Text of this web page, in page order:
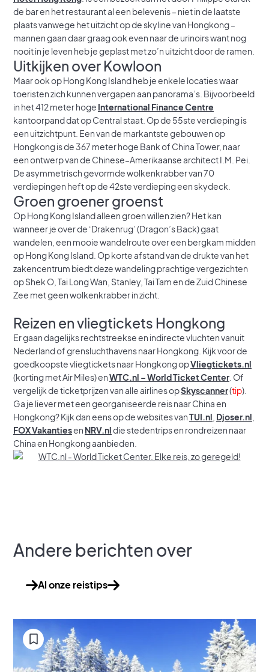
de bar en het restaurant al een belevenis – niet in de laatste
plaats vanwege het uitzicht op de skyline van Hongkong –
mannen gaan daar graag ook even naar de urinoirs want nog
nooit in je leven heb je geplast met zo’n uitzicht door de ramen.
Uitkijken over Kowloon
Maar ook op Hong Kong Island heb je enkele locaties waar
toeristen zich kunnen vergapen aan panorama’s. Bijvoorbeeld
in het 412 meter hoge International Finance Centre
kantoorpand dat op Central staat. Op de 55ste verdieping is
een uitzichtpunt. Een van de markantste gebouwen op
Hongkong is de 367 meter hoge Bank of China Tower, naar
een ontwerp van de Chinese–Amerikaanse architect I.M. Pei.
De asymmetrisch gevormde wolkenkrabber van 70
verdiepingen heft op de 42ste verdieping een skydeck.
Groen groener groenst
Op Hong Kong Island alleen groen willen zien? Het kan
wanneer je over de ‘Drakenrug’ (Dragon’s Back) gaat
wandelen, een mooie wandelroute over een bergkam midden
op Hong Kong Island. Op korte afstand van de drukte van het
zakencentrum biedt deze wandeling prachtige vergezichten
op Shek O, Tai Long Wan, Stanley, Tai Tam en de Zuid Chinese
Zee met geen wolkenkrabber in zicht.
Reizen en vliegtickets Hongkong
Er gaan dagelijks rechtstreekse en indirecte vluchten vanuit
Nederland of grensluchthavens naar Hongkong. Kijk voor de
goedkoopste vliegtickets naar Hongkong opVliegtickets.nl
(korting met Air Miles) enWTC.nl – World Ticket Center . Of
vergelijk de ticketprijzen van alle airlines opSkyscanner(tip).
Ga je liever met een georganiseerde reis naar China en
Hongkong? Kijk dan eens op de websites vanTUI.nl Djoser.nl
FOX Vakantiesen NRV.nldie stedentrips en rondreizen naar
China en Hongkong aanbieden.
Andere berichten over
Al onze reistips